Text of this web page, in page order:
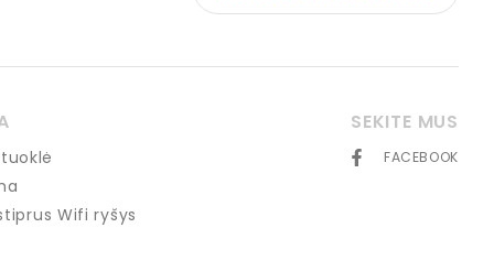
Wifi ryšys
SEKITE MUS
FACEBOOK